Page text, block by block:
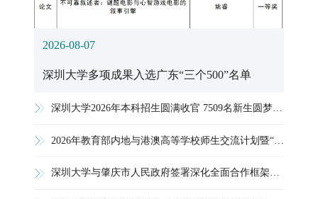
2026-08-07
深圳大学多项成果入选广东“三个500”名单
深圳大学与肇庆市人民政府签署深化全面合作框架协议